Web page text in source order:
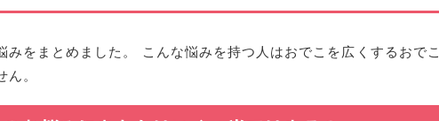
みをまとめました。 こんな悩みを持つ人はおでこを広くするおでこ
。